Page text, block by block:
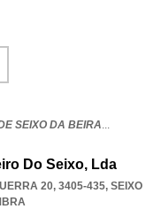
SEIXO DA BEIRA...
Do Seixo, Lda
20, 3405-435, SEIXO